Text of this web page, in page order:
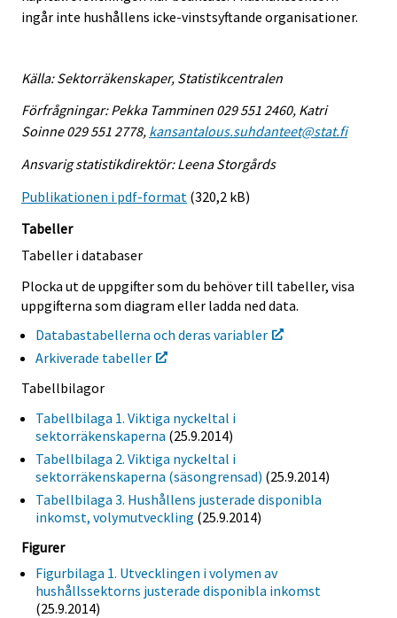
ingår inte hushållens icke-vinstsyftande organisationer.
Källa: Sektorräkenskaper, Statistikcentralen
Förfrågningar: Pekka Tamminen 029 551 2460, Katri
Soinne 029 551 2778, kansantalous.suhdanteet@stat.fi
Ansvarig statistikdirektör: Leena Storgårds
Publikationen i pdf-format (320,2 kB)
Tabeller
Tabeller i databaser
Plocka ut de uppgifter som du behöver till tabeller, visa
uppgifterna som diagram eller ladda ned data.
Databastabellerna och deras variabler
Arkiverade tabeller
Tabellbilagor
Tabellbilaga 1. Viktiga nyckeltal i
sektorräkenskaperna (25.9.2014)
Tabellbilaga 2. Viktiga nyckeltal i
sektorräkenskaperna (säsongrensad) (25.9.2014)
Tabellbilaga 3. Hushållens justerade disponibla
inkomst, volymutveckling (25.9.2014)
Figurer
Figurbilaga 1. Utvecklingen i volymen av
hushållssektorns justerade disponibla inkomst
(25.9.2014)